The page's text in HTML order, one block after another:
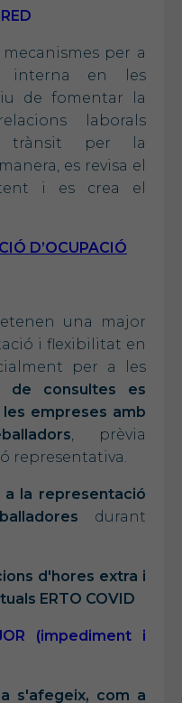
per a
interna en les
de fomentar la
laborals
trànsit per la
es revisa el
i es crea el
D’OCUPACIÓ
una major
i flexibilitat en
per a les
de consultes es
empreses amb
, prèvia
representativa.
a la representació
durant
d'hores extra i
ERTO COVID
(impediment i
s'afegeix, com a